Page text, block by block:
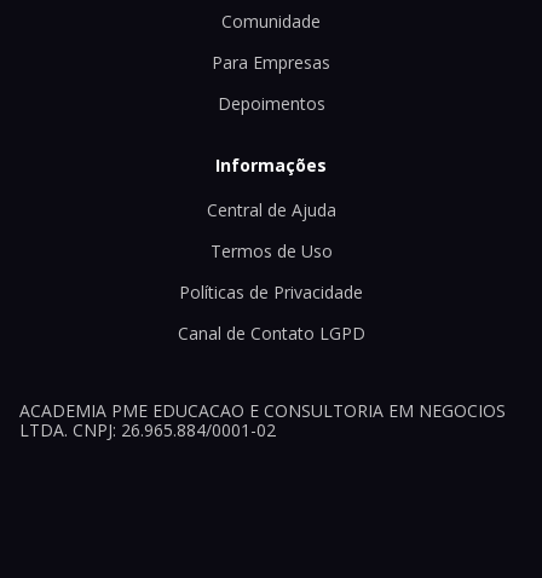
Comunidade
Para Empresas
Depoimentos
Informações
Central de Ajuda
Termos de Uso
Políticas de Privacidade
Canal de Contato LGPD
ACADEMIA PME EDUCACAO E CONSULTORIA EM NEGOCIOS
LTDA. CNPJ: 26.965.884/0001-02